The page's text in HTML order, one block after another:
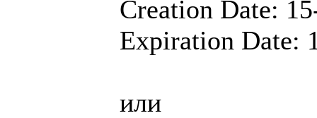
Creation Date:
Expiration Date:
или